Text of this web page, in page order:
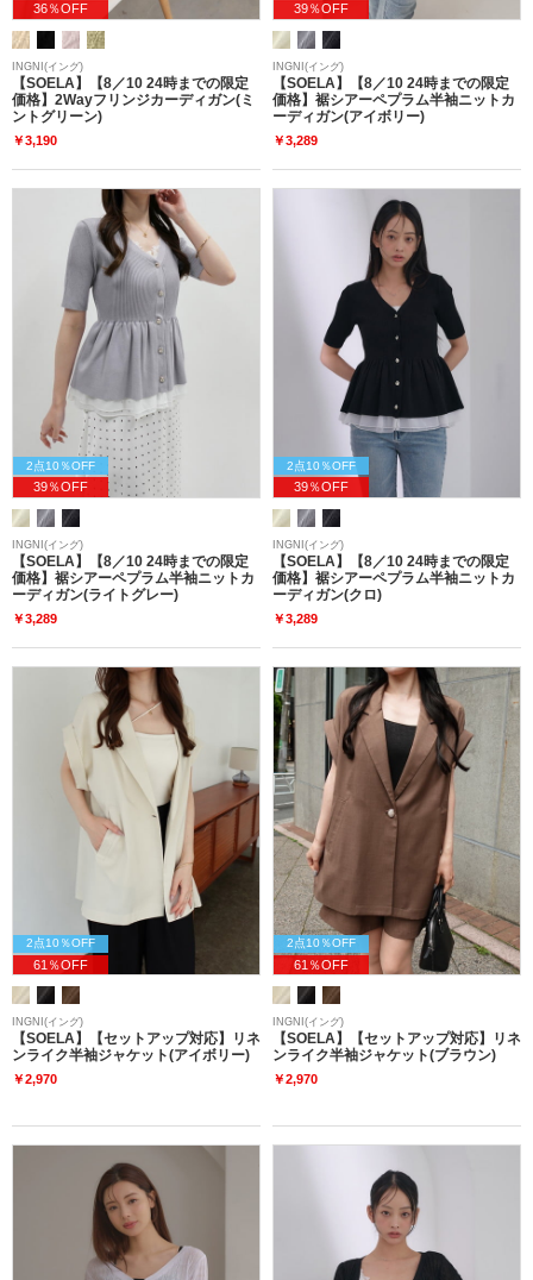
36％OFF
INGNI(イング)
【SOELA】【8／10 24時までの限定
価格】2Wayフリンジカーディガン(ミ
ントグリーン)
￥3,190
39％OFF
INGNI(イング)
【SOELA】【8／10 24時までの限定
価格】裾シアーペプラム半袖ニットカ
ーディガン(アイボリー)
￥3,289
2点10％OFF
39％OFF
INGNI(イング)
【SOELA】【8／10 24時までの限定
価格】裾シアーペプラム半袖ニットカ
ーディガン(ライトグレー)
￥3,289
2点10％OFF
39％OFF
INGNI(イング)
【SOELA】【8／10 24時までの限定
価格】裾シアーペプラム半袖ニットカ
ーディガン(クロ)
￥3,289
2点10％OFF
61％OFF
INGNI(イング)
【SOELA】【セットアップ対応】リネ
ンライク半袖ジャケット(アイボリー)
￥2,970
2点10％OFF
61％OFF
INGNI(イング)
【SOELA】【セットアップ対応】リネ
ンライク半袖ジャケット(ブラウン)
￥2,970